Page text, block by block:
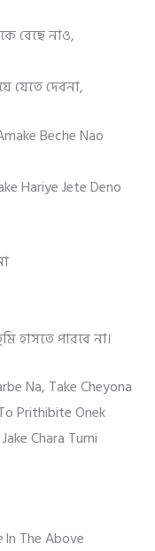
বেছে নাও,
যেতে দেবনা,
Beche Nao
Hariye Jete Deno
হাসতে পারবে না।
Na, Take Cheyona
Prithibite Onek
Chara Tumi
In The Above